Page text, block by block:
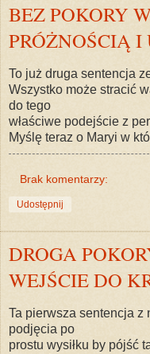
BEZ POKORY
PRÓŻNOŚCIĄ I
To już druga sentencja
Wszystko może stracić
do tego
właściwe podejście z
Myślę teraz o Maryi w
Brak komentarzy:
Udostępnij
DROGA
WEJŚCIE DO
Ta pierwsza sentencja z
podjęcia po
prostu wysiłku by pójść